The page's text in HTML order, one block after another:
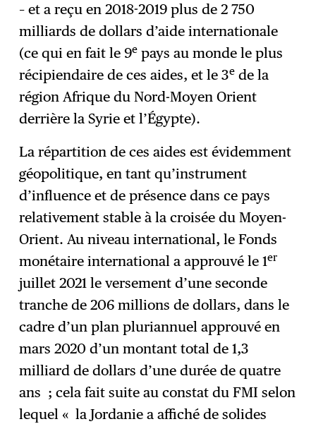
– et a reçu en 2018-2019 plus de 2 750
milliards de dollars d’aide internationale
(ce qui en fait le 9e pays au monde le plus
récipiendaire de ces aides, et le 3e de la
région Afrique du Nord-Moyen Orient
derrière la Syrie et l’Égypte).
La répartition de ces aides est évidemment
géopolitique, en tant qu’instrument
d’influence et de présence dans ce pays
relativement stable à la croisée du Moyen-
Orient. Au niveau international, le Fonds
monétaire international a approuvé le 1er
juillet 2021 le versement d’une seconde
tranche de 206 millions de dollars, dans le
cadre d’un plan pluriannuel approuvé en
mars 2020 d’un montant total de 1,3
milliard de dollars d’une durée de quatre
ans ; cela fait suite au constat du FMI selon
lequel « la Jordanie a affiché de solides